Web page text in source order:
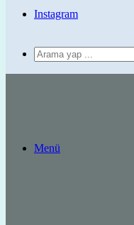
Instagram
Menü